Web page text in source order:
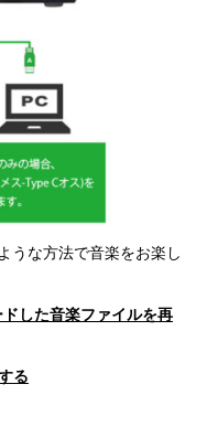
うな方法で音楽をお楽し
した音楽ファイルを再
る